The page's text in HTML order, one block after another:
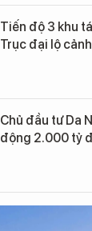
Tiến độ 3 khu
Trục đại lộ
Chủ đầu tư Da
động 2.000 tỷ